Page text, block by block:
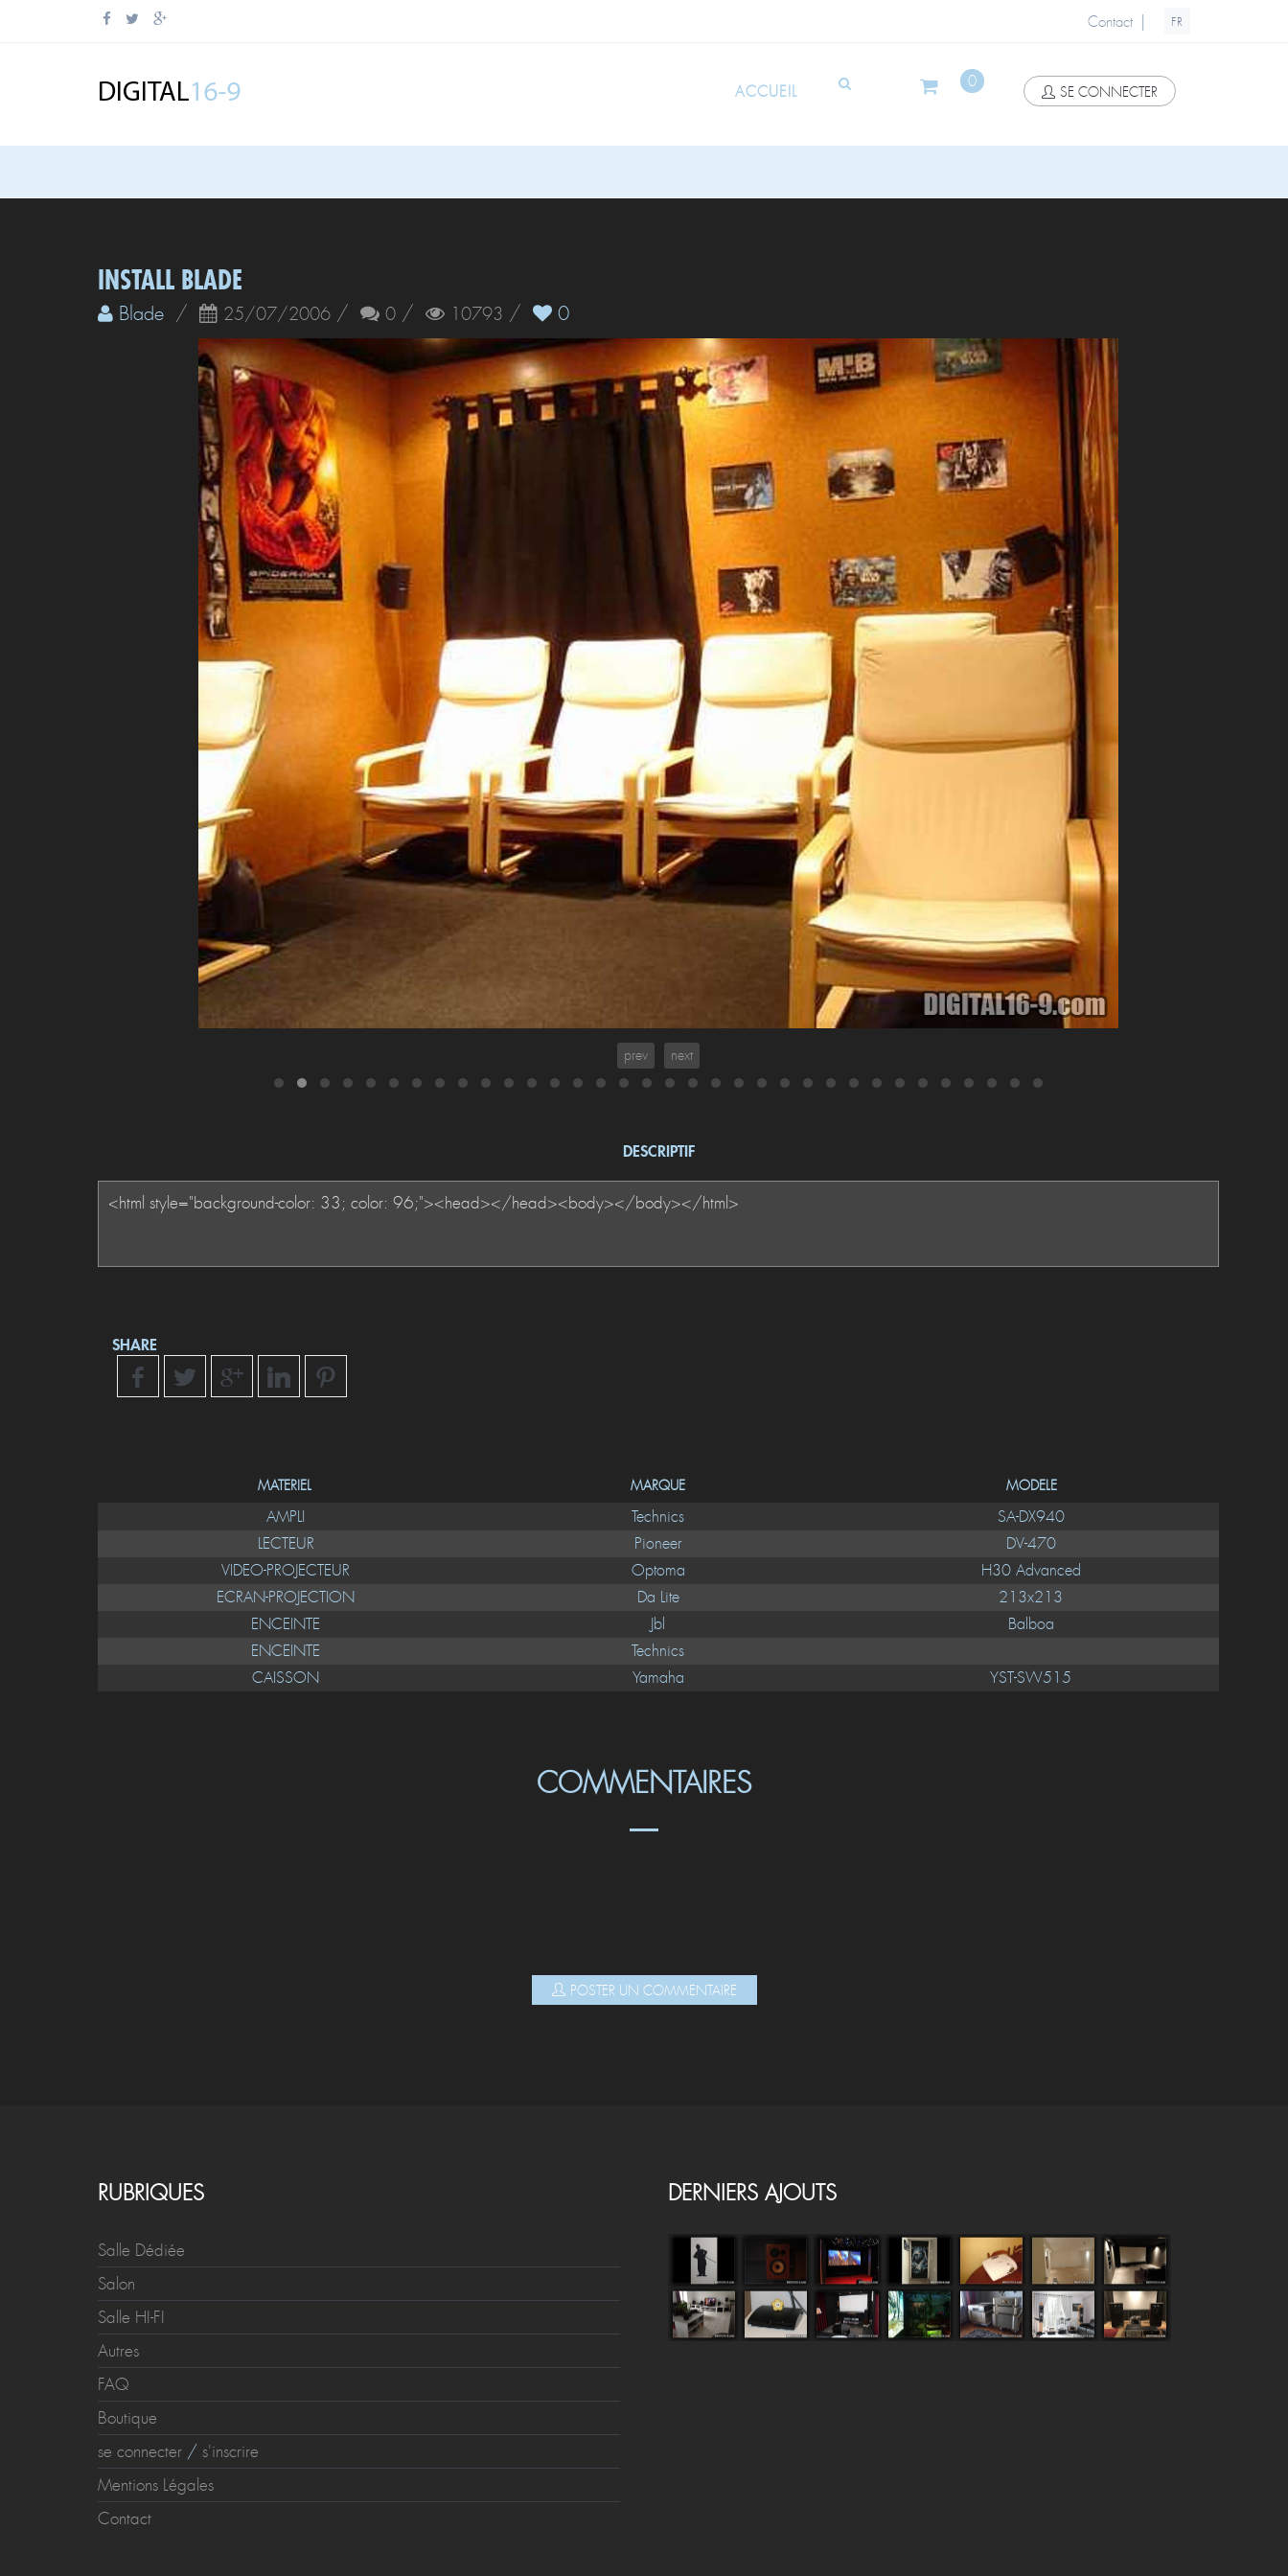
Contact | FR
ACCUEIL
0
SE CONNECTER
INSTALL BLADE
Blade / 25/07/2006 / 0 / 10793 / 0
prev next
DESCRIPTIF
SHARE
MATERIEL MARQUE MODELE
AMPLI Technics
SA-DX940
LECTEUR
Pioneer
DV-470
VIDEO-PROJECTEUR
Optoma
H30 Advanced
ECRAN-PROJECTION
Da Lite
213x213
ENCEINTE
Jbl
Balboa
ENCEINTE
Technics
CAISSON
Yamaha YST-SW515
COMMENTAIRES
POSTER UN COMMENTAIRE
RUBRIQUES
Salle Dédiée
Salon
Salle HI-FI
Autres
FAQ
Boutique
se connecter / s'inscrire
Mentions Légales
Contact
DERNIERS AJOUTS